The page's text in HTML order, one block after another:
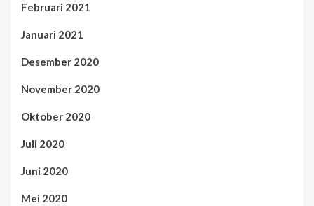
Februari 2021
Januari 2021
Desember 2020
November 2020
Oktober 2020
Juli 2020
Juni 2020
Mei 2020